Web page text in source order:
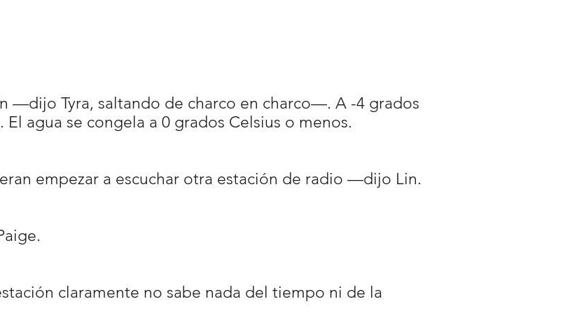
Tyra, saltando de charco en charco—. A -4 grados
agua se congela a 0 grados Celsius o menos.
empezar a escuchar otra estación de radio —dijo Lin.
claramente no sabe nada del tiempo ni de la